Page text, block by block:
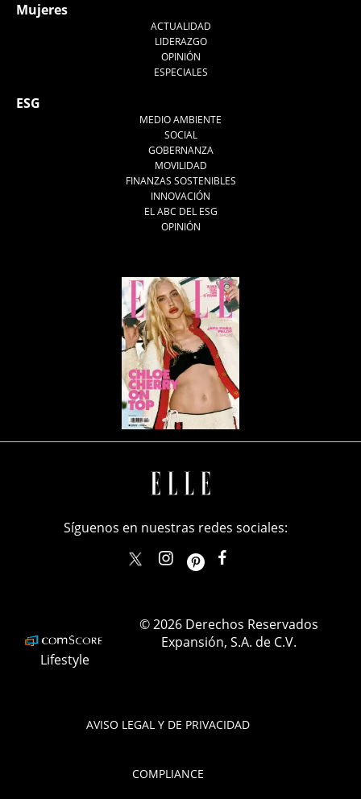
Mujeres
ACTUALIDAD
LIDERAZGO
OPINIÓN
ESPECIALES
ESG
MEDIO AMBIENTE
SOCIAL
GOBERNANZA
MOVILIDAD
FINANZAS SOSTENIBLES
INNOVACIÓN
EL ABC DEL ESG
OPINIÓN
AVISO LEGAL Y DE PRIVACIDAD
COMPLIANCE
Síguenos en nuestras redes sociales:
elle_mexicoellemexico
Lifestyle
© 2026 Derechos Reservados
Expansión, S.A. de C.V.